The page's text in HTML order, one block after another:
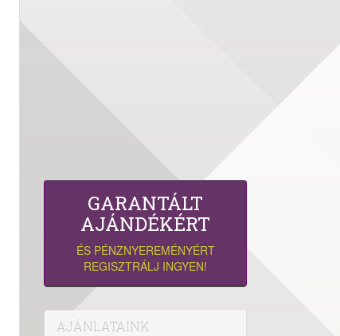
GARANTÁLT
AJÁNDÉKÉRT
ÉS PÉNZNYEREMÉNYÉRT
REGISZTRÁLJ INGYEN!
AJÁNLATAINK